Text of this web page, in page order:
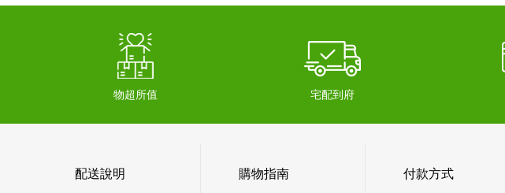
物超所值 宅配到府
配送說明 購物指南 付款方式